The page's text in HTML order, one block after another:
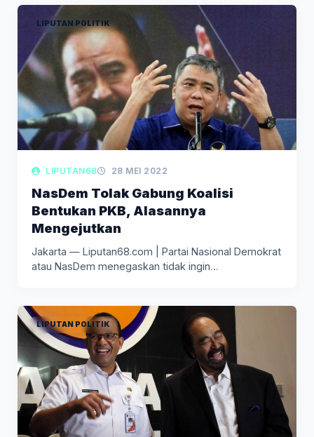
LIPUTAN POLITIK
LIPUTAN68 28 MEI 2022
NasDem Tolak Gabung Koalisi
Bentukan PKB, Alasannya
Mengejutkan
Jakarta — Liputan68.com | Partai Nasional Demokrat
atau NasDem menegaskan tidak ingin…
LIPUTAN POLITIK